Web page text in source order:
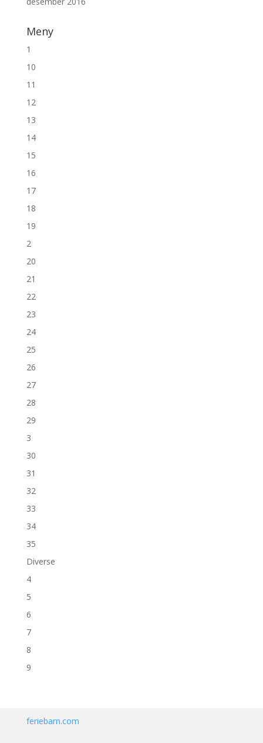
Meny
1
10
11
12
13
14
15
16
17
18
19
2
20
21
22
23
24
25
26
27
28
29
3
30
31
32
33
34
35
Diverse
4
5
6
7
8
9
feriebarn.com